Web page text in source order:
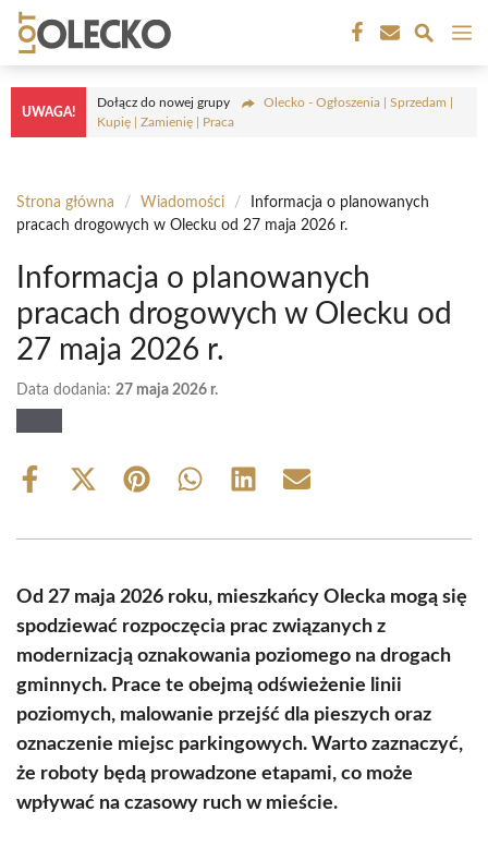
Przejdź
treści
UWAGA!
Dołącz do nowej grupy
Olecko - Ogłoszenia | Sprzedam |
Kupię | Zamienię | Praca
Strona główna / Wiadomości /
Informacja o planowanych
pracach drogowych w Olecku od 27 maja 2026 r.
Informacja o planowanych
pracach drogowych w Olecku od
27 maja 2026 r.
Data dodania: 27 maja 2026 r.
Share
Share
(Twitter)
Share Share Share Share
Od 27 maja 2026 roku, mieszkańcy Olecka mogą się
spodziewać rozpoczęcia prac związanych z
modernizacją oznakowania poziomego na drogach
gminnych. Prace te obejmą odświeżenie linii
poziomych, malowanie przejść dla pieszych oraz
oznaczenie miejsc parkingowych. Warto zaznaczyć,
że roboty będą prowadzone etapami, co może
wpływać na czasowy ruch w mieście.